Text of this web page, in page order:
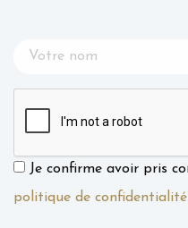
Je confirme avoir pris
politique de confidentialité